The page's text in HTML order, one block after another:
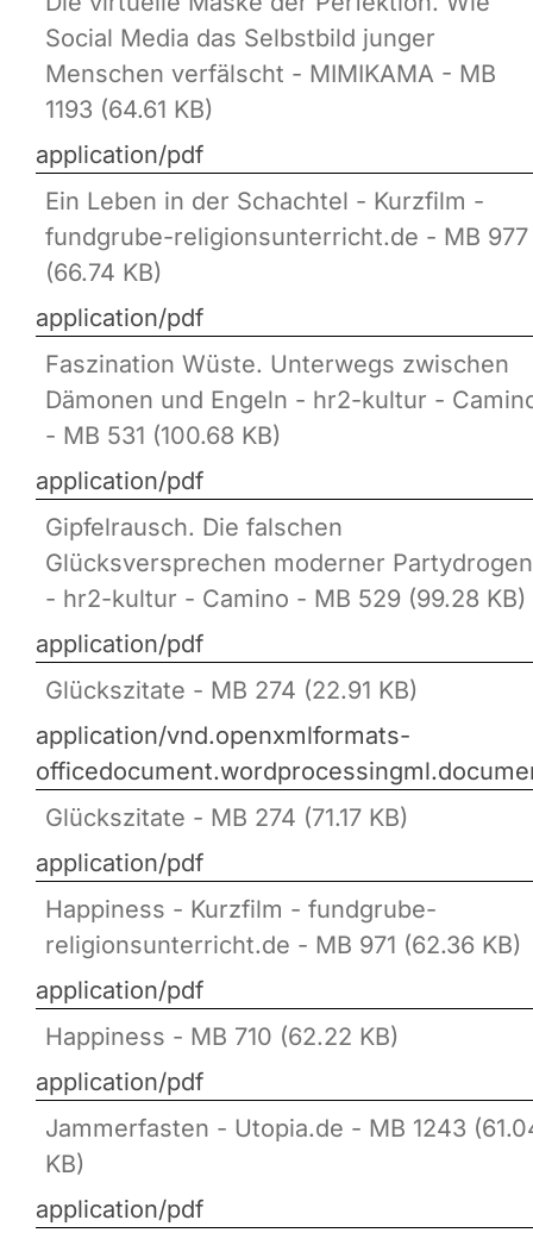
Social Media das Selbstbild junger
Menschen verfälscht - MIMIKAMA - MB
1193 (64.61 KB)
application/pdf
Ein Leben in der Schachtel - Kurzfilm -
fundgrube-religionsunterricht.de - MB 977
(66.74 KB)
application/pdf
Faszination Wüste. Unterwegs zwischen
Dämonen und Engeln - hr2-kultur -
- MB 531 (100.68 KB)
application/pdf
Gipfelrausch. Die falschen
Glücksversprechen moderner Partydrogen
- hr2-kultur - Camino - MB 529 (99.28 KB)
application/pdf
Glückszitate - MB 274 (22.91 KB)
application/vnd.openxmlformats-
Glückszitate - MB 274 (71.17 KB)
application/pdf
Happiness - Kurzfilm - fundgrube-
religionsunterricht.de - MB 971 (62.36 KB)
application/pdf
Happiness - MB 710 (62.22 KB)
application/pdf
Jammerfasten - Utopia.de - MB 1243
KB)
application/pdf